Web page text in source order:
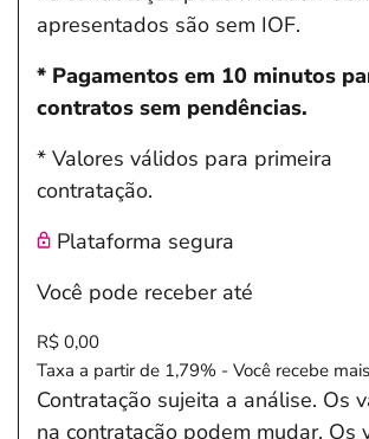
apresentados são sem IOF.
* Pagamentos em 10 minutos
contratos sem pendências.
* Valores válidos para primeira
contratação.
Plataforma segura
Você pode receber até
R$ 0,00
Taxa a partir de 1,79% - Você recebe
Contratação sujeita a análise. Os
na contratação podem mudar. Os